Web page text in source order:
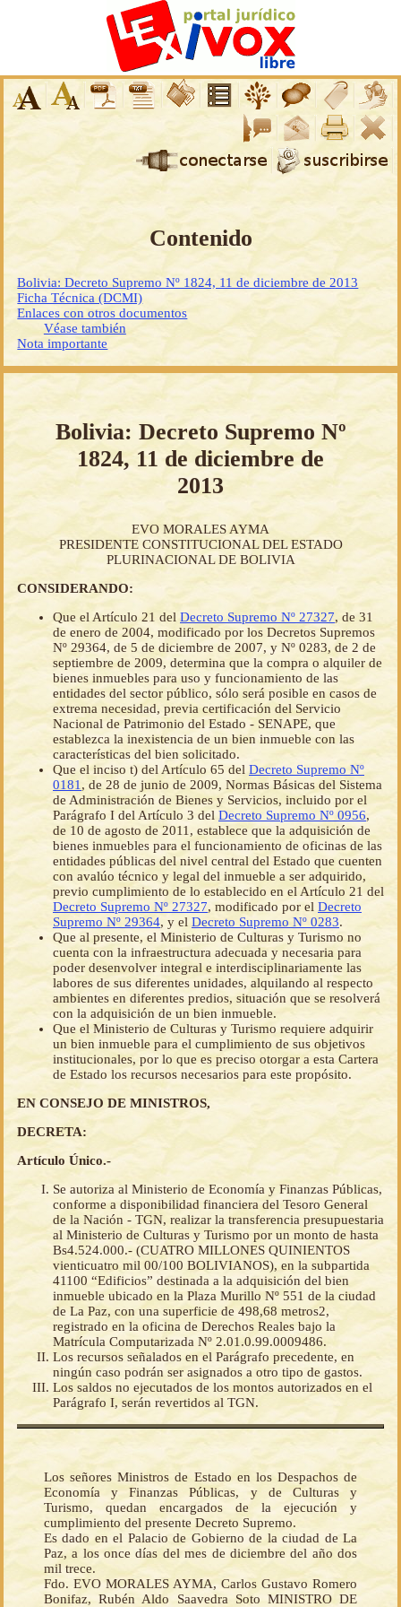
Contenido
Bolivia: Decreto Supremo Nº 1824, 11 de diciembre de 2013
Ficha Técnica (DCMI)
Enlaces con otros documentos
Véase también
Nota importante
Bolivia: Decreto Supremo Nº
1824, 11 de diciembre de
2013
EVO MORALES AYMA
PRESIDENTE CONSTITUCIONAL DEL ESTADO
PLURINACIONAL DE BOLIVIA
CONSIDERANDO:
Que el Artículo 21 del Decreto Supremo Nº 27327, de 31
de enero de 2004, modificado por los Decretos Supremos
Nº 29364, de 5 de diciembre de 2007, y Nº 0283, de 2 de
septiembre de 2009, determina que la compra o alquiler de
bienes inmuebles para uso y funcionamiento de las
entidades del sector público, sólo será posible en casos de
extrema necesidad, previa certificación del Servicio
Nacional de Patrimonio del Estado - SENAPE, que
establezca la inexistencia de un bien inmueble con las
características del bien solicitado.
Que el inciso t) del Artículo 65 del Decreto Supremo Nº
0181 , de 28 de junio de 2009, Normas Básicas del Sistema
de Administración de Bienes y Servicios, incluido por el
Parágrafo I del Artículo 3 del Decreto Supremo Nº 0956,
de 10 de agosto de 2011, establece que la adquisición de
bienes inmuebles para el funcionamiento de oficinas de las
entidades públicas del nivel central del Estado que cuenten
con avalúo técnico y legal del inmueble a ser adquirido,
previo cumplimiento de lo establecido en el Artículo 21 del
Decreto Supremo Nº 27327, modificado por el Decreto
Supremo Nº 29364, y el Decreto Supremo Nº 0283.
Que al presente, el Ministerio de Culturas y Turismo no
cuenta con la infraestructura adecuada y necesaria para
poder desenvolver integral e interdisciplinariamente las
labores de sus diferentes unidades, alquilando al respecto
ambientes en diferentes predios, situación que se resolverá
con la adquisición de un bien inmueble.
Que el Ministerio de Culturas y Turismo requiere adquirir
un bien inmueble para el cumplimiento de sus objetivos
institucionales, por lo que es preciso otorgar a esta Cartera
de Estado los recursos necesarios para este propósito.
EN CONSEJO DE MINISTROS,
DECRETA:
Artículo Único.-
Se autoriza al Ministerio de Economía y Finanzas Públicas,
conforme a disponibilidad financiera del Tesoro General
de la Nación - TGN, realizar la transferencia presupuestaria
al Ministerio de Culturas y Turismo por un monto de hasta
Bs4.524.000.- (CUATRO MILLONES QUINIENTOS
vienticuatro mil 00/100 BOLIVIANOS), en la subpartida
41100 “Edificios” destinada a la adquisición del bien
inmueble ubicado en la Plaza Murillo Nº 551 de la ciudad
de La Paz, con una superficie de 498,68 metros2,
registrado en la oficina de Derechos Reales bajo la
Matrícula Computarizada Nº 2.01.0.99.0009486.
Los recursos señalados en el Parágrafo precedente, en
ningún caso podrán ser asignados a otro tipo de gastos.
Los saldos no ejecutados de los montos autorizados en el
Parágrafo I, serán revertidos al TGN.
Los señores Ministros de Estado en los Despachos de
Economía y Finanzas Públicas, y de Culturas y
Turismo, quedan encargados de la ejecución y
cumplimiento del presente Decreto Supremo.
Es dado en el Palacio de Gobierno de la ciudad de La
Paz, a los once días del mes de diciembre del año dos
mil trece.
Fdo. EVO MORALES AYMA, Carlos Gustavo Romero
Bonifaz, Rubén Aldo Saavedra Soto MINISTRO DE